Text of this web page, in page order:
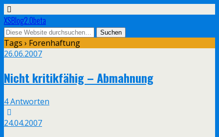
XSBlog2.0beta
Tags › Forenhaftung
26.06.2007
Nicht kritikfähig – Abmahnung
4 Antworten
24.04.2007